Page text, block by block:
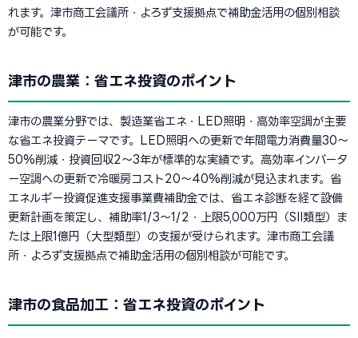
れます。津市商工会議所・よろず支援拠点で補助金活用の個別相談
が可能です。
津市の農業：省エネ投資のポイント
津市の農業分野では、製造業省エネ・LED照明・高効率空調が主要
な省エネ投資テーマです。LED照明への更新で年間電力消費量30〜
50%削減・投資回収2〜3年が標準的な実績です。高効率インバータ
ー空調への更新で冷暖房コスト20〜40%削減が見込まれます。省
エネルギー投資促進支援事業費補助金では、省エネ診断を経て設備
更新計画を策定し、補助率1/3〜1/2・上限5,000万円（SII類型）ま
たは上限1億円（大型類型）の支援が受けられます。津市商工会議
所・よろず支援拠点で補助金活用の個別相談が可能です。
津市の食品加工：省エネ投資のポイント